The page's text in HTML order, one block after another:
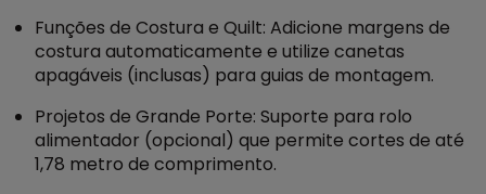
Funções de Costura e Quilt: Adicione margens de
costura automaticamente e utilize canetas
apagáveis (inclusas) para guias de montagem.
Projetos de Grande Porte: Suporte para rolo
alimentador (opcional) que permite cortes de até
1,78 metro de comprimento.